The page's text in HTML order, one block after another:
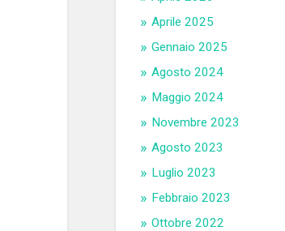
Aprile 2025
Gennaio 2025
Agosto 2024
Maggio 2024
Novembre 2023
Agosto 2023
Luglio 2023
Febbraio 2023
Ottobre 2022